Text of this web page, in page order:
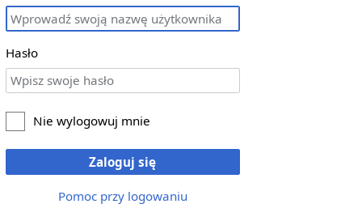
Hasło
Nie wylogowuj mnie
Zaloguj się
Pomoc przy logowaniu